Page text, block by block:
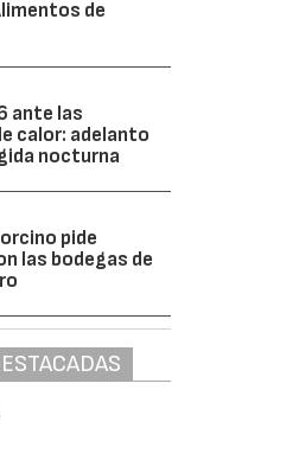
de
ante las
calor: adelanto
nocturna
pide
las bodegas de